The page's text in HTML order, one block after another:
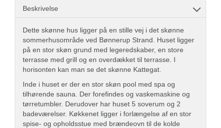
Beskrivelse
Dette skønne hus ligger på en stille vej i det skønne
sommerhusområde ved Bønnerup Strand. Huset ligger
på en stor skøn grund med legeredskaber, en store
terrasse med grill og en overdækket til terrasse. I
horisonten kan man se det skønne Kattegat.
Inde i huset er der en stor skøn pool med spa og
tilhørende sauna. Der forefindes og vaskemaskine og
tørretumbler. Derudover har huset 5 soverum og 2
badeværelser. Køkkenet ligger i forlængelse af en stor
spise- og opholdsstue med brændeovn til de kolde